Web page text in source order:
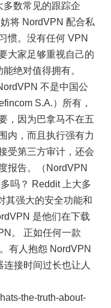
多数常见的跟踪企
将 NordVPN 配合私
惯。没有任何 VPN
大家足够重视自己的
绝对值得拥有。
不是中国公
S.A.）所有，
，因为巴拿马不在五
内，而且执行强有力
受第三方审计，还会
报告。（NordVPN
吗？ Reddit 上大多
其强大的安全功能和
是他们在下载
。 正如任何一款
有人抱怨 NordVPN
接时间过长也让人
the-truth-about-